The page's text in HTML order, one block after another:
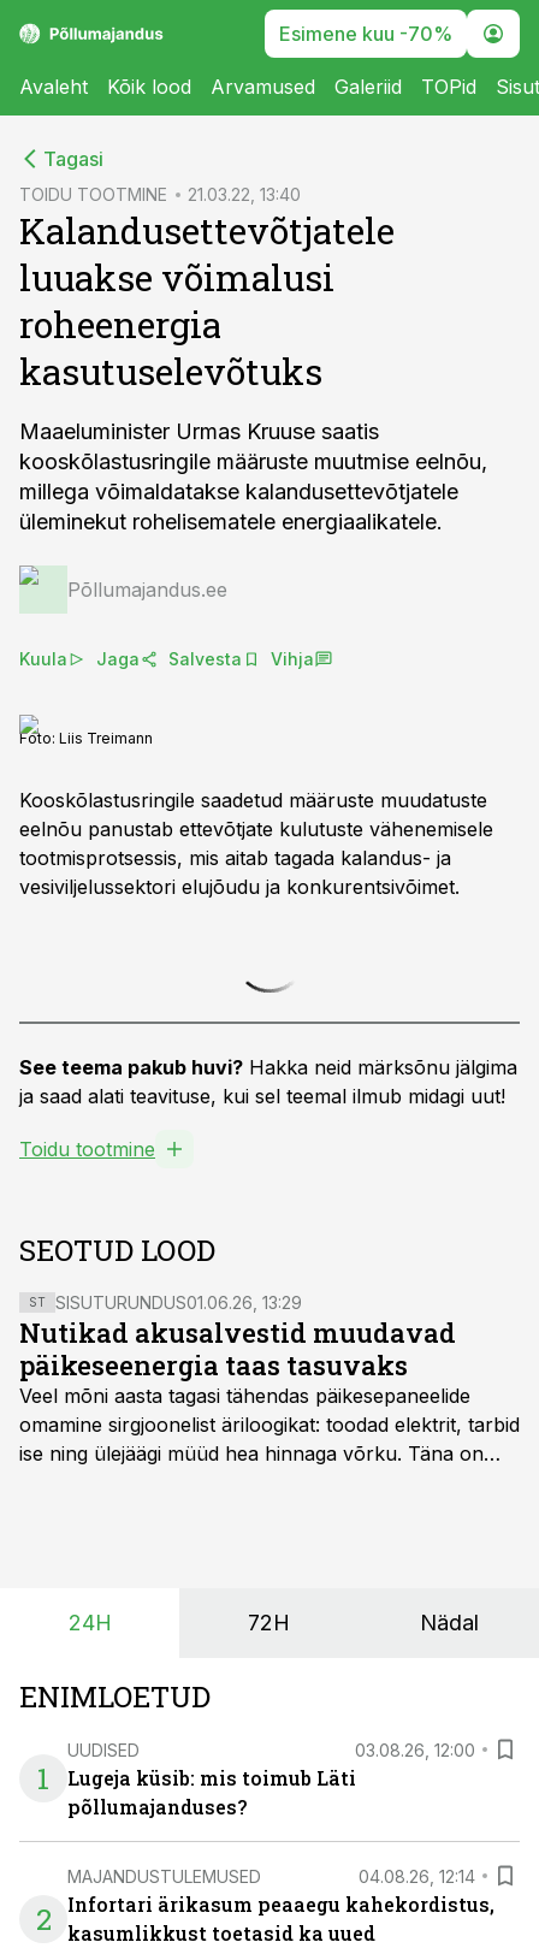
Esimene kuu -70%
Avaleht Kõik lood Arvamused Galeriid TOPid
Tagasi
TOIDU TOOTMINE 21.03.22, 13:40
Kalandusettevõtjatele
luuakse võimalusi
roheenergia
kasutuselevõtuks
Maaeluminister Urmas Kruuse saatis
kooskõlastusringile määruste muutmise eelnõu,
millega võimaldatakse kalandusettevõtjatele
üleminekut rohelisematele energiaalikatele.
Põllumajandus.ee
Kuula Jaga Salvesta Vihja
Foto: Liis Treimann
Kooskõlastusringile saadetud määruste muudatuste
eelnõu panustab ettevõtjate kulutuste vähenemisele
tootmisprotsessis, mis aitab tagada kalandus- ja
vesiviljelussektori elujõudu ja konkurentsivõimet.
See teema pakub huvi? Hakka neid märksõnu jälgima
ja saad alati teavituse, kui sel teemal ilmub midagi uut!
Toidu tootmine
SEOTUD LOOD
ST SISUTURUNDUS01.06.26, 13:29
Nutikad akusalvestid muudavad
päikeseenergia taas tasuvaks
Veel mõni aasta tagasi tähendas päikesepaneelide
omamine sirgjoonelist äriloogikat: toodad elektrit, tarbid
ise ning ülejäägi müüd hea hinnaga võrku. Täna on
põllumajandusettevõtete jaoks üheks olulisemaks
24H 72H Nädal
ENIMLOETUD
1
UUDISED 03.08.26, 12:00
Lugeja küsib: mis toimub Läti
põllumajanduses?
2
MAJANDUSTULEMUSED 04.08.26, 12:14
Infortari ärikasum peaaegu kahekordistus,
kasumlikkust toetasid ka uued